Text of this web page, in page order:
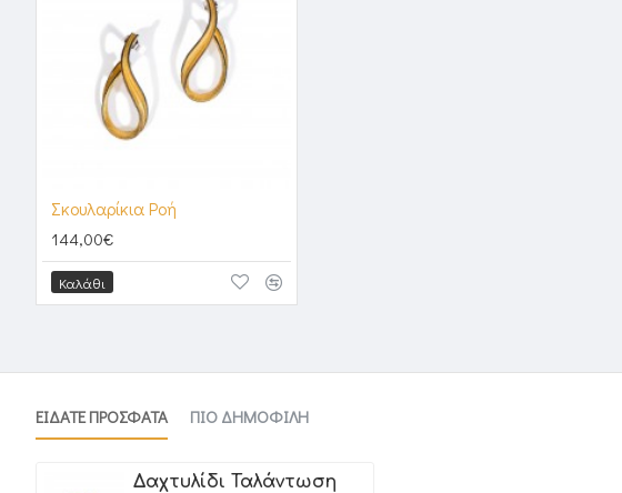
Σκουλαρίκια Ροή
144,00€
Καλάθι
ΕΙΔΑΤΕ ΠΡΟΣΦΑΤΑ ΠΙΟ ΔΗΜΟΦΙΛΗ
Δαχτυλίδι Ταλάντωση